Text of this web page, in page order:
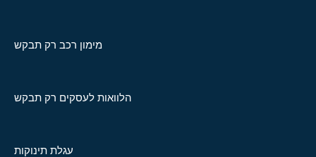
מימון רכב רק תבקש
הלוואות לעסקים רק תבקש
עגלת תינוקות